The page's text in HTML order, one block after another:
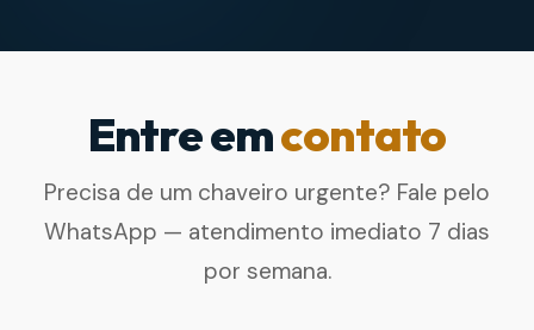
Entre emcontato
Precisa de um chaveiro urgente? Fale pelo
WhatsApp — atendimento imediato 7 dias
por semana.